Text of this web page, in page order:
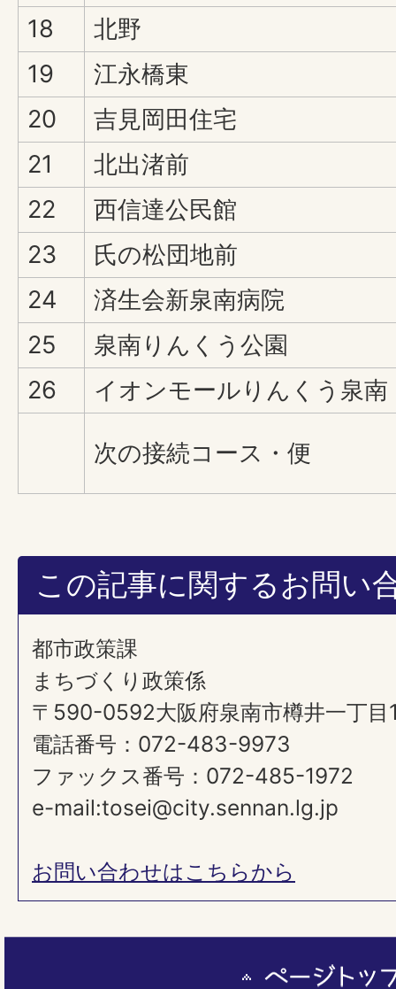
18
北野
19
江永橋東
20
吉見岡田住宅
21
北出渚前
22
西信達公民館
23
氏の松団地前
24
済生会新泉南病院
25
泉南りんくう公園
26
イオンモールりんくう泉南
次の接続コース・便
この記事に関するお問い
都市政策課
まちづくり政策係
〒590-0592大阪府泉南市樽井一丁目
電話番号：072-483-9973
ファックス番号：072-485-1972
e-mail:tosei@city.sennan.lg.jp
お問い合わせはこちらから